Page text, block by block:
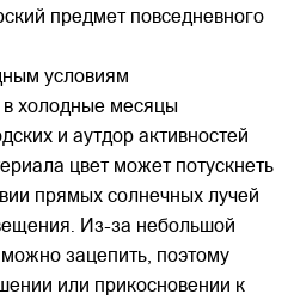
предмет повседневного
условиям
холодные месяцы
и аутдор активностей
цвет может потускнеть
прямых солнечных лучей
Из-за небольшой
зацепить, поэтому
или прикосновении к